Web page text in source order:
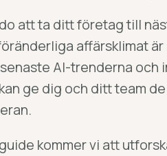
att ta ditt företag till
affärsklimat
AI-trenderna
ge dig och ditt team
kommer vi att